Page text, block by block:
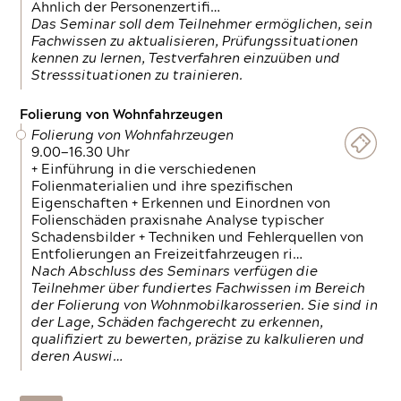
Ähnlich der Personenzertifi…
Das Seminar soll dem Teilnehmer ermöglichen, sein
Fachwissen zu aktualisieren, Prüfungssituationen
kennen zu lernen, Testverfahren einzuüben und
Stresssituationen zu trainieren.
Folierung von Wohnfahrzeugen
Folierung von Wohnfahrzeugen
9.00—16.30 Uhr
+ Einführung in die verschiedenen
Folienmaterialien und ihre spezifischen
Eigenschaften + Erkennen und Einordnen von
Folienschäden praxisnahe Analyse typischer
Schadensbilder + Techniken und Fehlerquellen von
Entfolierungen an Freizeitfahrzeugen ri…
Nach Abschluss des Seminars verfügen die
Teilnehmer über fundiertes Fachwissen im Bereich
der Folierung von Wohnmobilkarosserien. Sie sind in
der Lage, Schäden fachgerecht zu erkennen,
qualifiziert zu bewerten, präzise zu kalkulieren und
deren Auswi…